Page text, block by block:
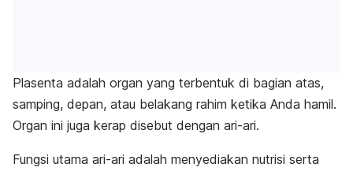
Plasenta adalah organ yang terbentuk di bagian atas,
samping, depan, atau belakang rahim ketika Anda hamil.
Organ ini juga kerap disebut dengan ari-ari.
Fungsi utama ari-ari adalah menyediakan nutrisi serta